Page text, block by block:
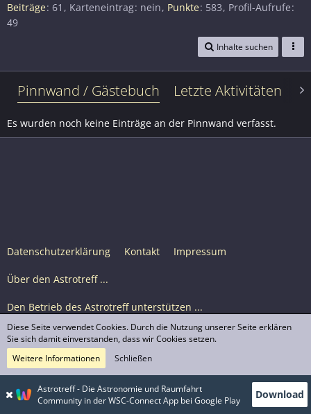
Beiträge 61 Karteneintrag nein Punkte 583 Profil-Aufrufe
49
Inhalte suchen
Pinnwand / Gästebuch Letzte Aktivitäten
Es wurden noch keine Einträge an der Pinnwand verfasst.
Datenschutzerklärung Kontakt Impressum
Über den Astrotreff ...
Den Betrieb des Astrotreff unterstützen ...
Nutzungsbedingungen
© Astrotreff 2001-2026, lizenziert unter CC BY-SA,
sofern für einzelne Inhalte nicht anders angegeben
Astrotreff - Die Astronomie und Raumfahrt
Community in der WSC-Connect App bei Google Play
Download
Diese Seite verwendet Cookies. Durch die Nutzung unserer Seite erklären
Sie sich damit einverstanden, dass wir Cookies setzen.
Weitere Informationen
Schließen